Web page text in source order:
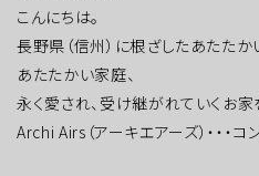
こんにちは。
長野県（信州）に根ざしたあたたか
あたたかい家庭、
永く愛され、受け継がれていくお家
Archi Airs（アーキエアーズ）・・・